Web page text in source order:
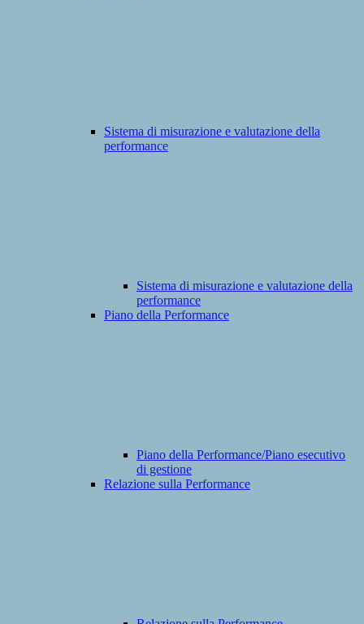
Sistema di misurazione e valutazione della
performance
Sistema di misurazione e valutazione della
performance
Piano della Performance
Piano della Performance/Piano esecutivo
di gestione
Relazione sulla Performance